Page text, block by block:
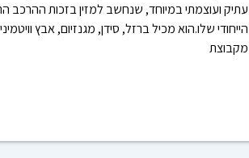
עתיק ועוצמתי במיוחד, שנחשב למזין בזכות ההרכב
הייחודי שלו.הוא מכיל ברזל, סידן, מגנזיום, אבץ
מקבוצת